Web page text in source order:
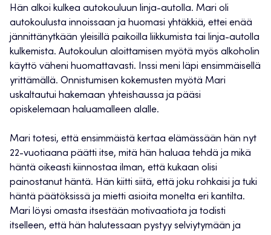
Hän alkoi kulkea autokouluun linja-autolla. Mari oli
autokoulusta innoissaan ja huomasi yhtäkkiä, ettei enää
jännittänytkään yleisillä paikoilla liikkumista tai linja-autolla
kulkemista. Autokoulun aloittamisen myötä myös alkoholin
käyttö väheni huomattavasti. Inssi meni läpi ensimmäisellä
yrittämällä. Onnistumisen kokemusten myötä Mari
uskaltautui hakemaan yhteishaussa ja pääsi
opiskelemaan haluamalleen alalle.
Mari totesi, että ensimmäistä kertaa elämässään hän nyt
22-vuotiaana päätti itse, mitä hän haluaa tehdä ja mikä
häntä oikeasti kiinnostaa ilman, että kukaan olisi
painostanut häntä. Hän kiitti siitä, että joku rohkaisi ja tuki
häntä päätöksissä ja mietti asioita monelta eri kantilta.
Mari löysi omasta itsestään motivaatiota ja todisti
itselleen, että hän halutessaan pystyy selviytymään ja